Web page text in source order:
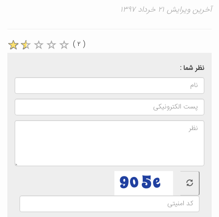
آخرین ویرایش ۲۱ خرداد ۱۳۹۷
( ۲ )
نظر شما :